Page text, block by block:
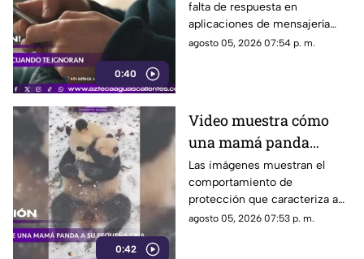
0:40
falta de respuesta en
aplicaciones de mensajería
puede tener efectos
agosto 05, 2026 07:54 p. m.
0:42
Video muestra cómo
una mamá panda
protege a su cría
Las imágenes muestran el
comportamiento de
protección que caracteriza a
las pandas gigantes durante los
agosto 05, 2026 07:53 p. m.